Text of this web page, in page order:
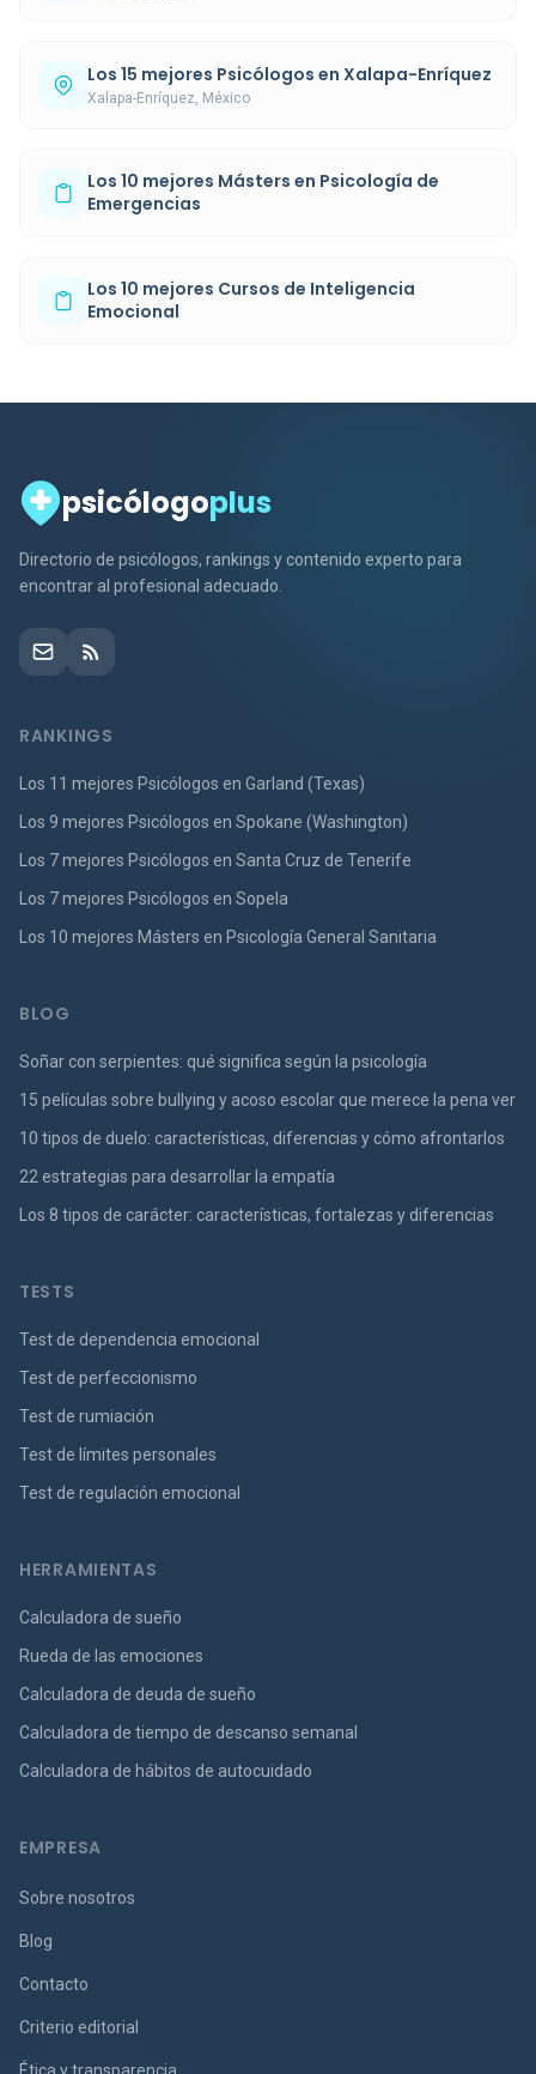
Los 15 mejores Psicólogos en Xalapa-Enríquez
Xalapa-Enríquez, México
Los 10 mejores Másters en Psicología de
Emergencias
Los 10 mejores Cursos de Inteligencia
Emocional
psicólogoplus
Directorio de psicólogos, rankings y contenido experto para
encontrar al profesional adecuado.
RANKINGS
Los 11 mejores Psicólogos en Garland (Texas)
Los 9 mejores Psicólogos en Spokane (Washington)
Los 7 mejores Psicólogos en Santa Cruz de Tenerife
Los 7 mejores Psicólogos en Sopela
Los 10 mejores Másters en Psicología General Sanitaria
BLOG
Soñar con serpientes: qué significa según la psicología
15 películas sobre bullying y acoso escolar que merece la pena ver
10 tipos de duelo: características, diferencias y cómo afrontarlos
22 estrategias para desarrollar la empatía
Los 8 tipos de carácter: características, fortalezas y diferencias
TESTS
Test de dependencia emocional
Test de perfeccionismo
Test de rumiación
Test de límites personales
Test de regulación emocional
HERRAMIENTAS
Calculadora de sueño
Rueda de las emociones
Calculadora de deuda de sueño
Calculadora de tiempo de descanso semanal
Calculadora de hábitos de autocuidado
EMPRESA
Sobre nosotros
Blog
Contacto
Criterio editorial